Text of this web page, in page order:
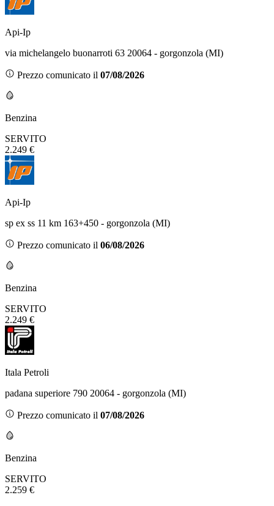
Api-Ip
via michelangelo buonarroti 63 20064 - gorgonzola (MI)
Prezzo comunicato il 07/08/2026
Benzina
SERVITO
2.249 €
Api-Ip
sp ex ss 11 km 163+450 - gorgonzola (MI)
Prezzo comunicato il 06/08/2026
Benzina
SERVITO
2.249 €
Itala Petroli
padana superiore 790 20064 - gorgonzola (MI)
Prezzo comunicato il 07/08/2026
Benzina
SERVITO
2.259 €